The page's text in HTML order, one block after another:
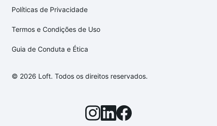
Políticas de Privacidade
Termos e Condições de Uso
Guia de Conduta e Ética
© 2026 Loft. Todos os direitos reservados.